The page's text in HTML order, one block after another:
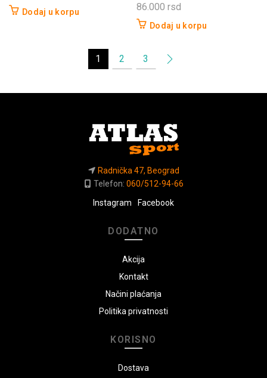
Dodaj u korpu 86.000 rsd
Dodaj u korpu
1 2 3
Radnička 47, Beograd
Telefon: 060/512-94-66
Instagram
Facebook
DODATNO
Akcija
Kontakt
Načini plaćanja
Politika privatnosti
KORISNO
Dostava